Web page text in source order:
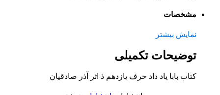
مشخصات
نمایش بیشتر
توضیحات تکمیلی
کتاب بابا یاد داد حرف یازدهم ذ اثر آذر صادقیان